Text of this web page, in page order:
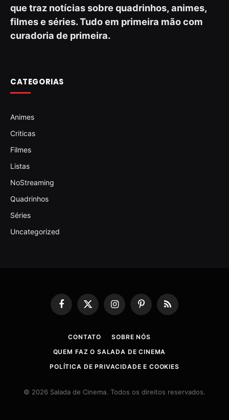
que traz notícias sobre quadrinhos, animes,
filmes e séries. Tudo em primeira mão com
curadoria de primeira.
CATEGORIAS
Animes
Criticas
Filmes
Listas
NoStreaming
Quadrinhos
Séries
Uncategorized
Facebook
X
InstagramPinterestRSS
CONTATO
SOBRE NÓS
QUEM FAZ O SALADA DE CINEMA
POLÍTICA DE PRIVACIDADE E COOKIES
© 2026 Salada de Cinema. Todos os direitos reservados.